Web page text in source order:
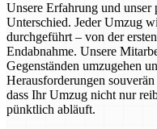
Unsere Erfahrung und unser
Unterschied. Jeder Umzug
durchgeführt – von der
Endabnahme. Unsere
Gegenständen umzugehen
Herausforderungen
dass Ihr Umzug nicht nur
pünktlich abläuft.